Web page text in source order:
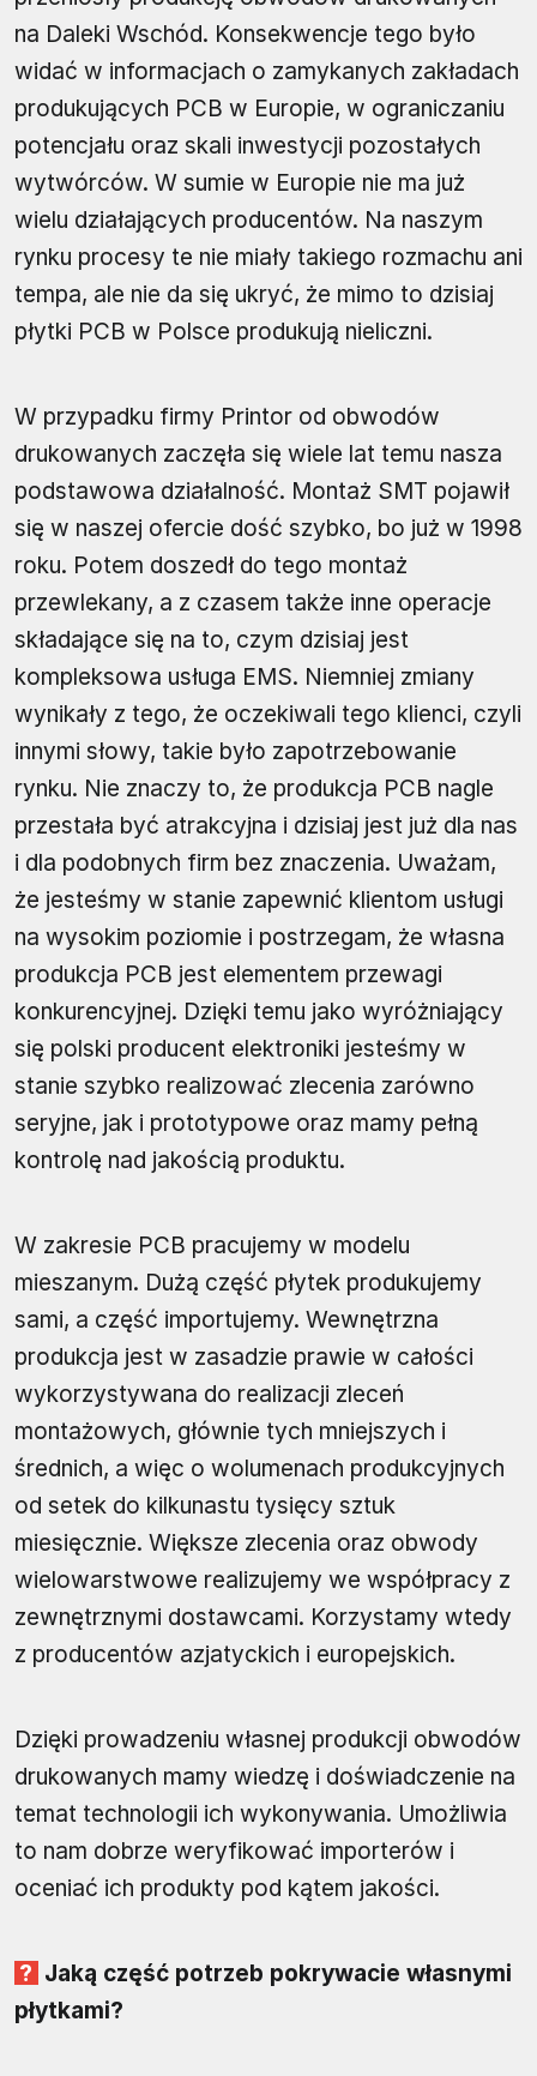
na Daleki Wschód. Konsekwencje tego było
widać w informacjach o zamykanych zakładach
produkujących PCB w Europie, w ograniczaniu
potencjału oraz skali inwestycji pozostałych
wytwórców. W sumie w Europie nie ma już
wielu działających producentów. Na naszym
rynku procesy te nie miały takiego rozmachu ani
tempa, ale nie da się ukryć, że mimo to dzisiaj
płytki PCB w Polsce produkują nieliczni.
W przypadku firmy Printor od obwodów
drukowanych zaczęła się wiele lat temu nasza
podstawowa działalność. Montaż SMT pojawił
się w naszej ofercie dość szybko, bo już w 1998
roku. Potem doszedł do tego montaż
przewlekany, a z czasem także inne operacje
składające się na to, czym dzisiaj jest
kompleksowa usługa EMS. Niemniej zmiany
wynikały z tego, że oczekiwali tego klienci, czyli
innymi słowy, takie było zapotrzebowanie
rynku. Nie znaczy to, że produkcja PCB nagle
przestała być atrakcyjna i dzisiaj jest już dla nas
i dla podobnych firm bez znaczenia. Uważam,
że jesteśmy w stanie zapewnić klientom usługi
na wysokim poziomie i postrzegam, że własna
produkcja PCB jest elementem przewagi
konkurencyjnej. Dzięki temu jako wyróżniający
się polski producent elektroniki jesteśmy w
stanie szybko realizować zlecenia zarówno
seryjne, jak i prototypowe oraz mamy pełną
kontrolę nad jakością produktu.
W zakresie PCB pracujemy w modelu
mieszanym. Dużą część płytek produkujemy
sami, a część importujemy. Wewnętrzna
produkcja jest w zasadzie prawie w całości
wykorzystywana do realizacji zleceń
montażowych, głównie tych mniejszych i
średnich, a więc o wolumenach produkcyjnych
od setek do kilkunastu tysięcy sztuk
miesięcznie. Większe zlecenia oraz obwody
wielowarstwowe realizujemy we współpracy z
zewnętrznymi dostawcami. Korzystamy wtedy
z producentów azjatyckich i europejskich.
Dzięki prowadzeniu własnej produkcji obwodów
drukowanych mamy wiedzę i doświadczenie na
temat technologii ich wykonywania. Umożliwia
to nam dobrze weryfikować importerów i
oceniać ich produkty pod kątem jakości.
Jaką część potrzeb pokrywacie własnymi
płytkami?